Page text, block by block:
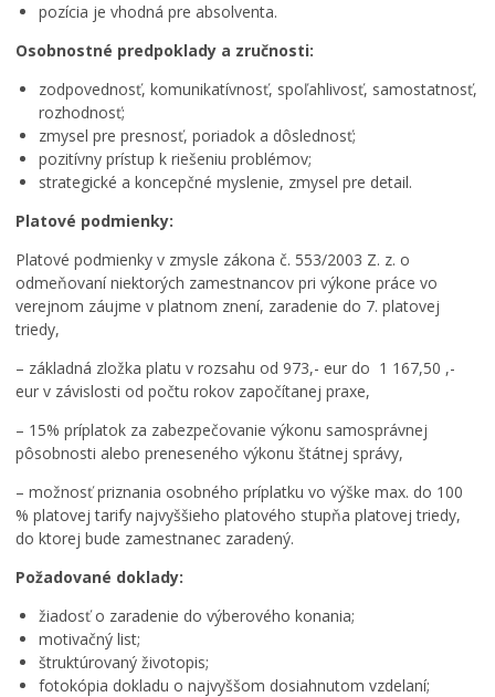
pozícia je vhodná pre absolventa.
Osobnostné predpoklady a zručnosti:
zodpovednosť, komunikatívnosť, spoľahlivosť, samostatnosť,
rozhodnosť;
zmysel pre presnosť, poriadok a dôslednosť;
pozitívny prístup k riešeniu problémov;
strategické a koncepčné myslenie, zmysel pre detail.
Platové podmienky:
Platové podmienky v zmysle zákona č. 553/2003 Z. z. o
odmeňovaní niektorých zamestnancov pri výkone práce vo
verejnom záujme v platnom znení, zaradenie do 7. platovej
triedy,
– základná zložka platu v rozsahu od 973,- eur do 1 167,50 ,-
eur v závislosti od počtu rokov započítanej praxe,
– 15% príplatok za zabezpečovanie výkonu samosprávnej
pôsobnosti alebo preneseného výkonu štátnej správy,
– možnosť priznania osobného príplatku vo výške max. do 100
% platovej tarify najvyššieho platového stupňa platovej triedy,
do ktorej bude zamestnanec zaradený.
Požadované doklady:
žiadosť o zaradenie do výberového konania;
motivačný list;
štruktúrovaný životopis;
fotokópia dokladu o najvyššom dosiahnutom vzdelaní;